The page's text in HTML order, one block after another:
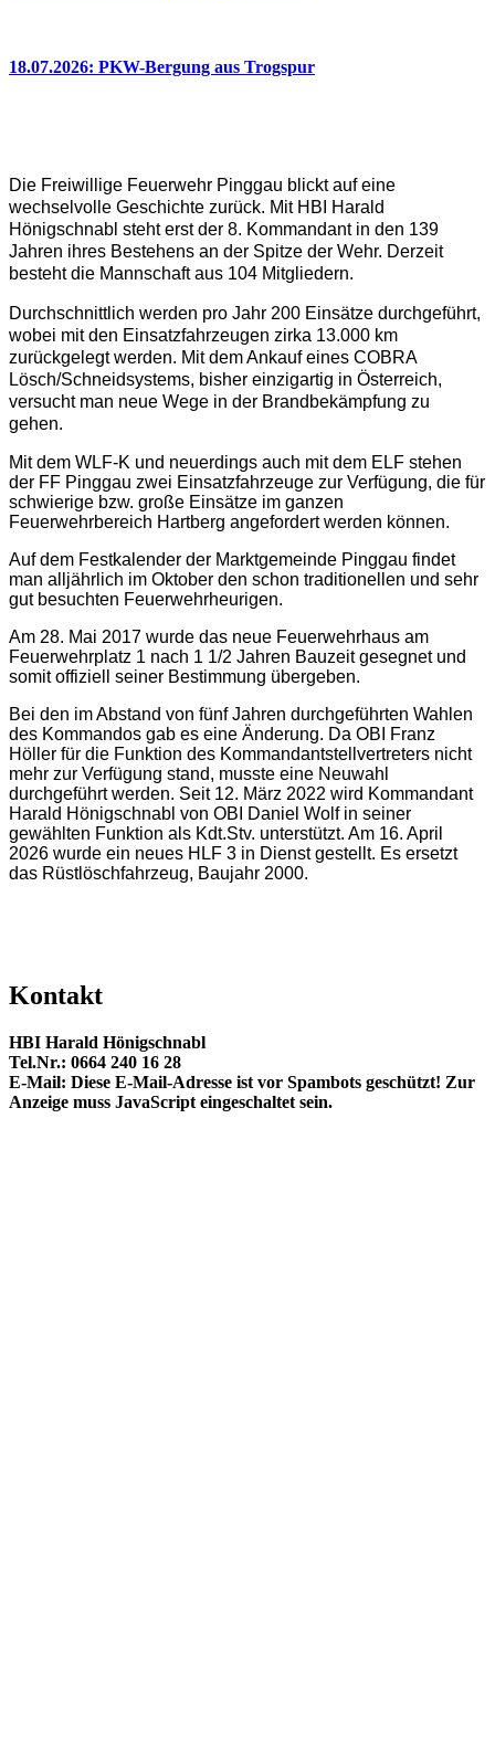
18.07.2026: PKW-Bergung aus Trogspur
Die Freiwillige Feuerwehr Pinggau blickt auf eine
wechselvolle Geschichte zurück. Mit HBI Harald
Hönigschnabl steht erst der 8. Kommandant in den 139
Jahren ihres Bestehens an der Spitze der Wehr. Derzeit
besteht die Mannschaft aus 104 Mitgliedern.
Durchschnittlich werden pro Jahr 200 Einsätze durchgeführt,
wobei mit den Einsatzfahrzeugen zirka 13.000 km
zurückgelegt werden. Mit dem Ankauf eines COBRA
Lösch/Schneidsystems, bisher einzigartig in Österreich,
versucht man neue Wege in der Brandbekämpfung zu
gehen.
Mit dem WLF-K und neuerdings auch mit dem ELF stehen
der FF Pinggau zwei Einsatzfahrzeuge zur Verfügung, die für
schwierige bzw. große Einsätze im ganzen
Feuerwehrbereich Hartberg angefordert werden können.
Auf dem Festkalender der Marktgemeinde Pinggau findet
man alljährlich im Oktober den schon traditionellen und sehr
gut besuchten Feuerwehrheurigen.
Am 28. Mai 2017 wurde das neue Feuerwehrhaus am
Feuerwehrplatz 1 nach 1 1/2 Jahren Bauzeit gesegnet und
somit offiziell seiner Bestimmung übergeben.
Bei den im Abstand von fünf Jahren durchgeführten Wahlen
des Kommandos gab es eine Änderung. Da OBI Franz
Höller für die Funktion des Kommandantstellvertreters nicht
mehr zur Verfügung stand, musste eine Neuwahl
durchgeführt werden. Seit 12. März 2022 wird Kommandant
Harald Hönigschnabl von OBI Daniel Wolf in seiner
gewählten Funktion als Kdt.Stv. unterstützt. Am 16. April
2026 wurde ein neues HLF 3 in Dienst gestellt. Es ersetzt
das Rüstlöschfahrzeug, Baujahr 2000.
Kontakt
HBI Harald Hönigschnabl
Tel.Nr.: 0664 240 16 28
E-Mail: Diese E-Mail-Adresse ist vor Spambots geschützt! Zur
Anzeige muss JavaScript eingeschaltet sein.